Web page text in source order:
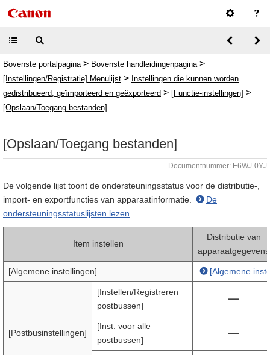
Bovenste portalpagina > Bovenste handleidingenpagina >
[Instellingen/Registratie] Menulijst > Instellingen die kunnen worden
gedistribueerd, geïmporteerd en geëxporteerd > [Functie-instellingen] >
[Opslaan/Toegang bestanden]
[Opslaan/Toegang bestanden]
Documentnummer: E6WJ-0YJ
De volgende lijst toont de ondersteuningsstatus voor de distributie-,
import- en exportfuncties van apparaatinformatie.
De
ondersteuningsstatuslijsten lezen
Item instellen
Distributie van
apparaatgegevens
[Algemene instellingen] [Algemene
[Postbusinstellingen]
[Instellen/Registreren
postbussen]
[Inst. voor alle
postbussen]